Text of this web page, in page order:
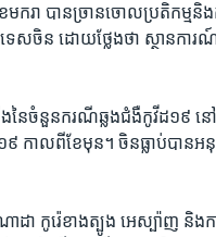
រា បាន​ច្រានចោល​ប្រតិកម្ម​និង​ក
េស​ចិន ដោយ​ថ្លែង​ថា ស្ថានកា
ង​នៃ​ចំនួន​ករណីឆ្លង​ជំងឺ​កូវីដ១៩ នៅ
កាល​ពី​ខែ​មុន។ ចិន​ធ្លាប់​បាន​អនុ
ាដា កូរ៉េខាងត្បូង អេស្ប៉ាញ និង​